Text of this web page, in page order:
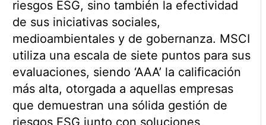
riesgos ESG, sino también la efectividad
de sus iniciativas sociales,
medioambientales y de gobernanza. MSCI
utiliza una escala de siete puntos para sus
evaluaciones, siendo ‘AAA’ la calificación
más alta, otorgada a aquellas empresas
que demuestran una sólida gestión de
riesgos ESG junto con soluciones